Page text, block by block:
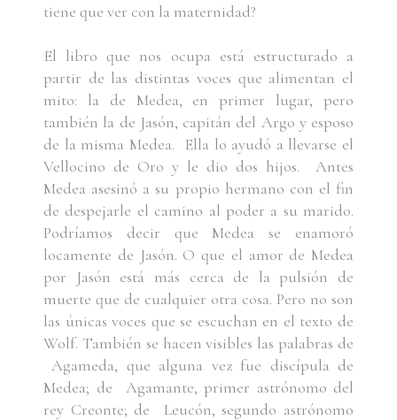
tiene que ver con la maternidad?
El libro que nos ocupa está estructurado a
partir de las distintas voces que alimentan el
mito: la de Medea, en primer lugar, pero
también la de Jasón, capitán del Argo y esposo
de la misma Medea. Ella lo ayudó a llevarse el
Vellocino de Oro y le dio dos hijos. Antes
Medea asesinó a su propio hermano con el fin
de despejarle el camino al poder a su marido.
Podríamos decir que Medea se enamoró
locamente de Jasón. O que el amor de Medea
por Jasón está más cerca de la pulsión de
muerte que de cualquier otra cosa. Pero no son
las únicas voces que se escuchan en el texto de
Wolf. También se hacen visibles las palabras de
Agameda, que alguna vez fue discípula de
Medea; de Agamante, primer astrónomo del
rey Creonte; de Leucón, segundo astrónomo